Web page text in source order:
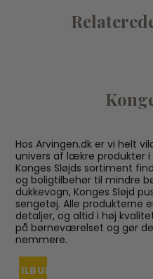
Hos Arvingen.dk er vi helt
univers af lækre produkter
Konges Sløjds sortiment
og boligtilbehør til mindre
dukkevogn, Konges Sløjd
sengetøj. Alle produkterne
detaljer, og altid i høj
på børneværelset og gør
nemmere.
TILBUD